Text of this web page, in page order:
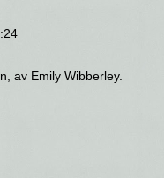
av Emily Wibberley.